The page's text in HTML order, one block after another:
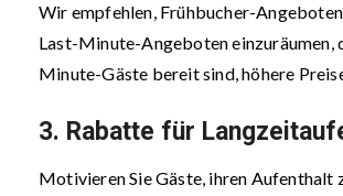
Wir empfehlen, Frühbucher-
Last-Minute-Angeboten einzuräumen,
Minute-Gäste bereit sind, höhere
3. Rabatte für
Motivieren Sie Gäste, ihren Aufenthalt